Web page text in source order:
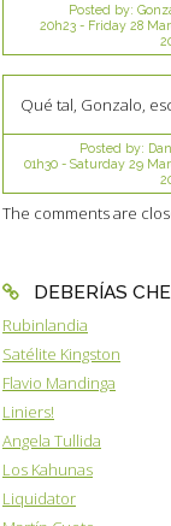
Posted by:
20h23- Friday 28
Qué tal, Gonzalo,
Posted by:
01h30- Saturday 29
The comments are
DEBERÍAS
Rubinlandia
Satélite Kingston
Flavio Mandinga
Liniers!
Angela Tullida
Los Kahunas
Liquidator